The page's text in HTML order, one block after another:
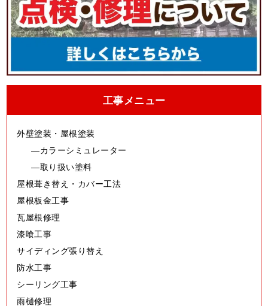
工事メニュー
外壁塗装・屋根塗装
カラーシミュレーター
取り扱い塗料
屋根葺き替え・カバー工法
屋根板金工事
瓦屋根修理
漆喰工事
サイディング張り替え
防水工事
シーリング工事
雨樋修理